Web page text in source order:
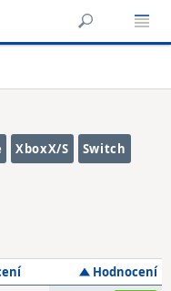
XboxX/S Switch
Hodnocení